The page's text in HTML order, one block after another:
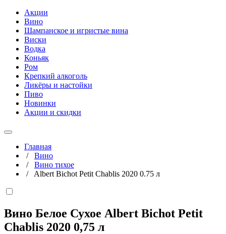
Акции
Вино
Шампанское и игристые вина
Виски
Водка
Коньяк
Ром
Крепкий алкоголь
Ликёры и настойки
Пиво
Новинки
Акции и скидки
Главная
/ Вино
/ Вино тихое
/ Albert Bichot Petit Chablis 2020 0.75 л
Вино Белое Сухое Albert Bichot Petit
Chablis 2020 0,75 л